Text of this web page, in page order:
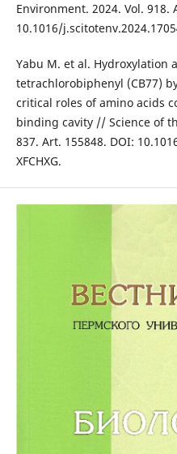
Environment. 2024. Vol. 918.
10.1016/
Yabu M. et al. Hydroxylation
tetrachlorobiphenyl (CB77)
critical roles of amino acids
binding cavity // Science of
837. Art. 155848. DOI:
XFCHXG.